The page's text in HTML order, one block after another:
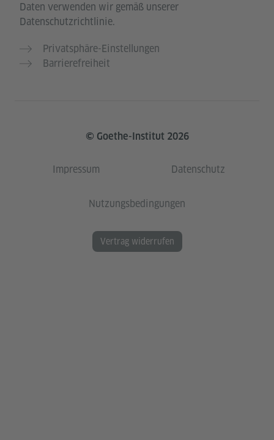
Daten verwenden wir gemäß unserer
Datenschutzrichtlinie.
Privatsphäre-Einstellungen
Barrierefreiheit
© Goethe-Institut 2026
Impressum Datenschutz
Nutzungsbedingungen
Vertrag widerrufen